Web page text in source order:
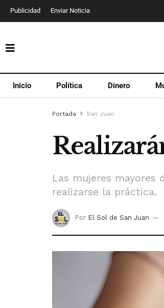
Publicidad Enviar Noticia
Inicio Política Dinero
Portada San Juan
Las mujeres mayores
realizarse la práctica.
Por El Sol de San Juan